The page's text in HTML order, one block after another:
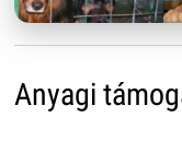
Anyagi